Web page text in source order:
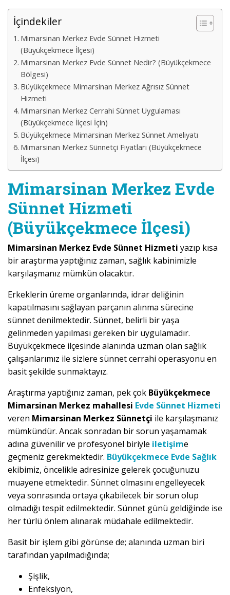
İçindekiler
Mimarsinan Merkez Evde Sünnet Hizmeti
(Büyükçekmece İlçesi)
Mimarsinan Merkez Evde Sünnet Nedir? (Büyükçekmece
Bölgesi)
Büyükçekmece Mimarsinan Merkez Ağrısız Sünnet
Hizmeti
Mimarsinan Merkez Cerrahi Sünnet Uygulaması
(Büyükçekmece İlçesi İçin)
Büyükçekmece Mimarsinan Merkez Sünnet Ameliyatı
Mimarsinan Merkez Sünnetçi Fiyatları (Büyükçekmece
İlçesi)
Mimarsinan Merkez Evde
Sünnet Hizmeti
(Büyükçekmece İlçesi)
Mimarsinan Merkez Evde Sünnet Hizmeti yazıp kısa
bir araştırma yaptığınız zaman, sağlık kabinimizle
karşılaşmanız mümkün olacaktır.
Erkeklerin üreme organlarında, idrar deliğinin
kapatılmasını sağlayan parçanın alınma sürecine
sünnet denilmektedir. Sünnet, belirli bir yaşa
gelinmeden yapılması gereken bir uygulamadır.
Büyükçekmece ilçesinde alanında uzman olan sağlık
çalışanlarımız ile sizlere sünnet cerrahi operasyonu en
basit şekilde sunmaktayız.
Araştırma yaptığınız zaman, pek çok Büyükçekmece
Mimarsinan Merkez mahallesi Evde Sünnet Hizmeti
veren Mimarsinan Merkez Sünnetçi ile karşılaşmanız
mümkündür. Ancak sonradan bir sorun yaşamamak
adına güvenilir ve profesyonel biriyle iletişime
geçmeniz gerekmektedir. Büyükçekmece Evde Sağlık
ekibimiz, öncelikle adresinize gelerek çocuğunuzu
muayene etmektedir. Sünnet olmasını engelleyecek
veya sonrasında ortaya çıkabilecek bir sorun olup
olmadığı tespit edilmektedir. Sünnet günü geldiğinde ise
her türlü önlem alınarak müdahale edilmektedir.
Basit bir işlem gibi görünse de; alanında uzman biri
tarafından yapılmadığında;
Şişlik,
Enfeksiyon,